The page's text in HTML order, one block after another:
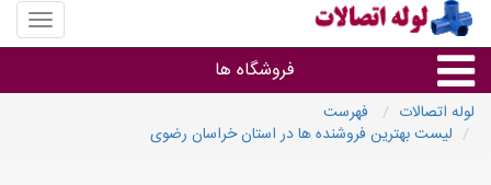
منوی
سایت
فروشگاه ها
لوله و اتصالات
لوله اتصالات
فهرست
لیست بهترین فروشنده ها در استان خراسان رضوی